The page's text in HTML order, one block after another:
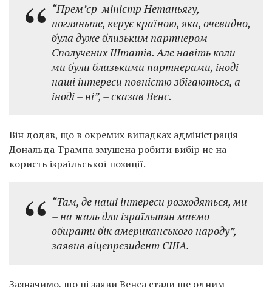
“Прем’єр-міністр Нетаньягу,
погляньте, керує країною, яка, очевидно,
була дуже близьким партнером
Сполучених Штатів. Але навіть коли
ми були близькими партнерами, іноді
наші інтереси повністю збігаються, а
іноді – ні”, – сказав Венс.
Він додав, що в окремих випадках адміністрація
Дональда Трампа змушена робити вибір не на
користь ізраїльської позиції.
“Там, де наші інтереси розходяться, ми
– на жаль для ізраїльтян маємо
обирати бік американського народу”, –
заявив віцепрезидент США.
Зазначимо, що ці заяви Венса стали ще одним